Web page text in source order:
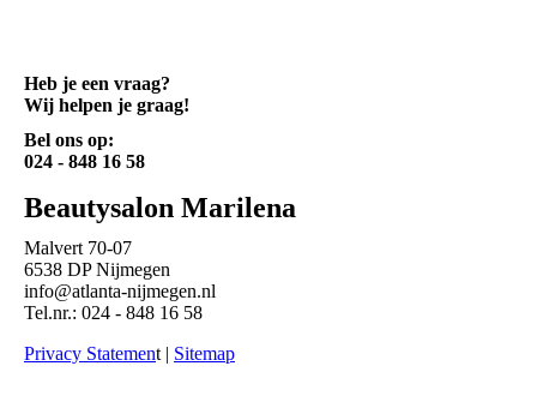
Heb je een vraag?
Wij helpen je graag!
Bel ons op:
024 - 848 16 58
Beautysalon Marilena
Malvert 70-07
6538 DP Nijmegen
info@atlanta-nijmegen.nl
Tel.nr.: 024 - 848 16 58
Privacy Statement | Sitemap